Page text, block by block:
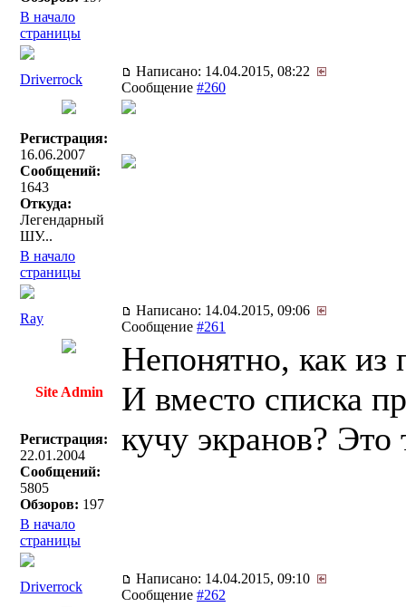
В начало
страницы
Driverrock
Написано: 14.04.2015, 08:22
Сообщение #260
Регистрация:
16.06.2007
Сообщений:
1643
Откуда:
Легендарный
ШУ...
В начало
страницы
Ray
Написано: 14.04.2015, 09:06
Сообщение #261
Site Admin
Регистрация:
22.01.2004
Сообщений:
5805
Обзоров: 197
Непонятно, как из
И вместо списка
кучу экранов?
В начало
страницы
Driverrock
Написано: 14.04.2015, 09:10
Сообщение #262